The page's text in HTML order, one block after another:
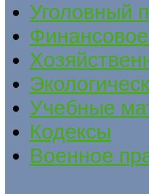
Уголовный
Учебные
Кодексы
Военное